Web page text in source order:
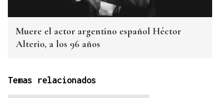
Muere el actor argentino español Héctor
Alterio, a los 96 años
Temas relacionados